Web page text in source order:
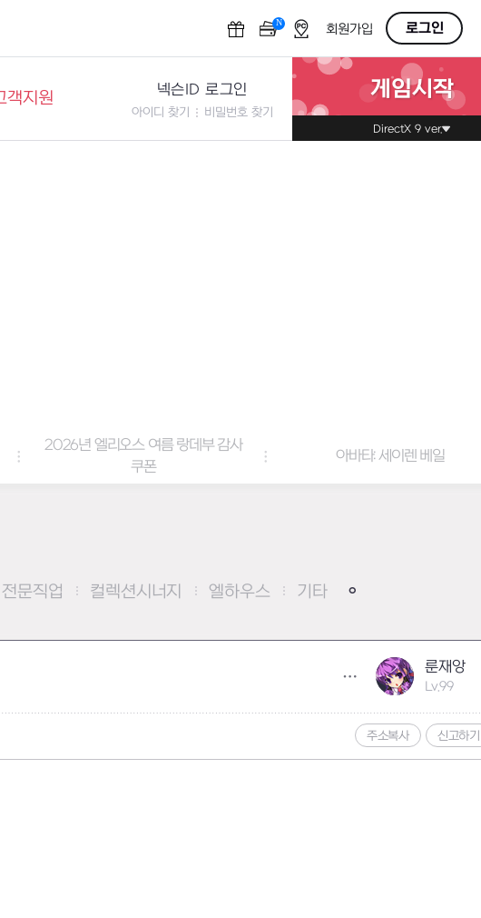
N OFF회원가입 로그인
객지원
의하기
넥슨ID 로그인
아이디 찾기 비밀번호 찾기
게임시작
DirectX 9 ver.
2026년 엘리오스 여름 랑데부 감사
쿠폰
아바타: 세이렌 베일
전문직업 컬렉션시너지 엘하우스 기타
룬재앙
Lv.99
주소복사 신고하기